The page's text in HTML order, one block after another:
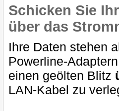
Schicken Sie
über das
Ihre Daten stehen
Powerline-
einen geölten Blitz
LAN-Kabel zu